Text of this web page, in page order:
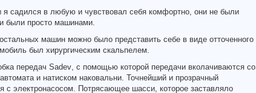
садился в любую и чувствовал себя комфортно, они не были
были просто машинами.
машин можно было представить себе в виде отточенного
был хирургическим скальпелем.
передач Sadev, с помощью которой передачи вколачиваются со
и натиском наковальни. Точнейший и прозрачный
с электронасосом. Потрясающее шасси, которое заставляло